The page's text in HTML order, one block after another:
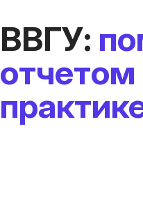
ВВГУ:
отчетом